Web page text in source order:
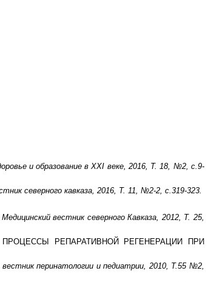
и образование в XXI веке, 2016, Т. 18, №2, с.9-
северного кавказа, 2016, Т. 11, №2-2, с.319-323.
Медицинский вестник северного Кавказа, 2012, Т. 25,
РЕПАРАТИВНОЙ РЕГЕНЕРАЦИИ ПРИ
вестник перинатологии и педиатрии, 2010, Т.55 №2,